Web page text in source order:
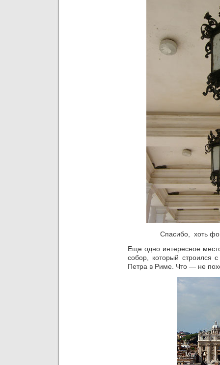
Спасибо, хоть
Еще одно интересное
собор, который строился
Петра в Риме. Что — не